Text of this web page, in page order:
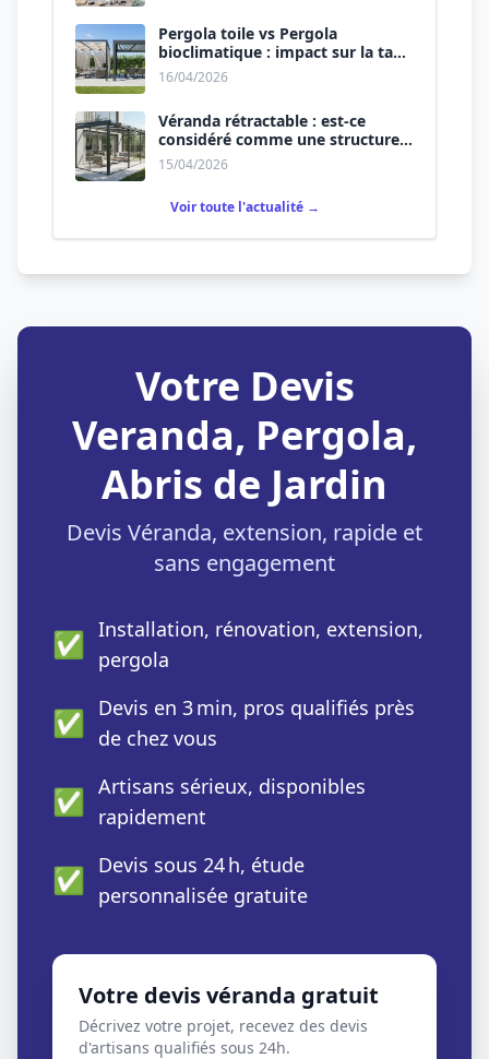
Pergola toile vs Pergola
bioclimatique : impact sur la taxe
d’aménagement.
16/04/2026
Véranda rétractable : est-ce
considéré comme une structure
permanente ?
15/04/2026
Voir toute l'actualité →
Votre Devis
Veranda, Pergola,
Abris de Jardin
Devis Véranda, extension, rapide et
sans engagement
✅ Installation, rénovation, extension,
pergola
✅ Devis en 3 min, pros qualifiés près
de chez vous
✅ Artisans sérieux, disponibles
rapidement
✅ Devis sous 24 h, étude
personnalisée gratuite
Votre devis véranda gratuit
Décrivez votre projet, recevez des devis
d'artisans qualifiés sous 24h.